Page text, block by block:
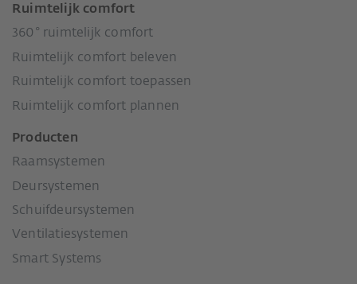
Ruimtelijk comfort
360° ruimtelijk comfort
Ruimtelijk comfort beleven
Ruimtelijk comfort toepassen
Ruimtelijk comfort plannen
Producten
Raamsystemen
Deursystemen
Schuifdeursystemen
Ventilatiesystemen
Smart Systems